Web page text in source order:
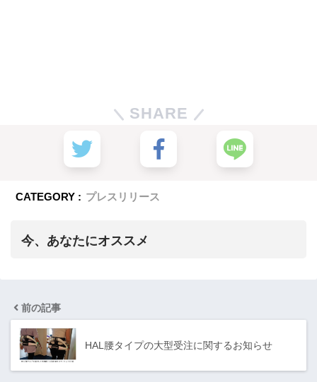
SHARE
CATEGORY : プレスリリース
今、あなたにオススメ
前の記事
HAL腰タイプの大型受注に関するお知らせ